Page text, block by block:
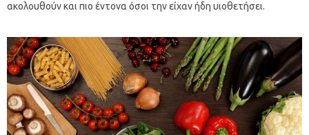
ακολουθούν και πιο έντονα όσοι την είχαν ήδη υιοθετήσει.